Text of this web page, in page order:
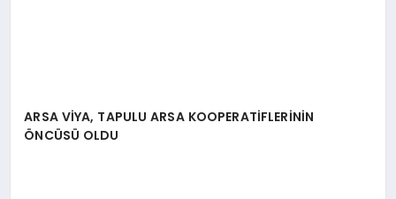
ARSA VİYA, TAPULU ARSA KOOPERATİFLERİNİN
ÖNCÜSÜ OLDU